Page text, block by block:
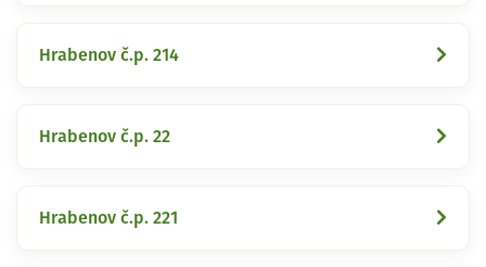
Hrabenov č.p. 214
Hrabenov č.p. 22
Hrabenov č.p. 221